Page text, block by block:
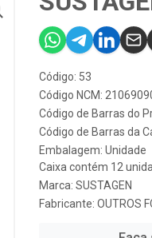
Código: 53
Código NCM:
Código de Barras do
Código de Barras da
Embalagem: Unidade
Caixa contém 12
Marca: SUSTAGEN
Fabricante: OUTROS